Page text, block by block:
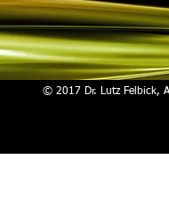
© 2017 Dr. Lutz Felbick,